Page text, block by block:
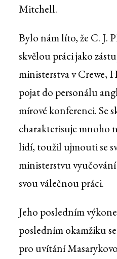
Mitchell.
Bylo nám líto, že C. J.
skvělou práci jako
ministerstva v Crewe,
pojat do personálu
mírové konferenci. Se
charakterisuje mnoho
lidí, toužil ujmouti se
ministerstvu
svou válečnou práci.
Jeho posledním
posledním okamžiku
pro uvítání